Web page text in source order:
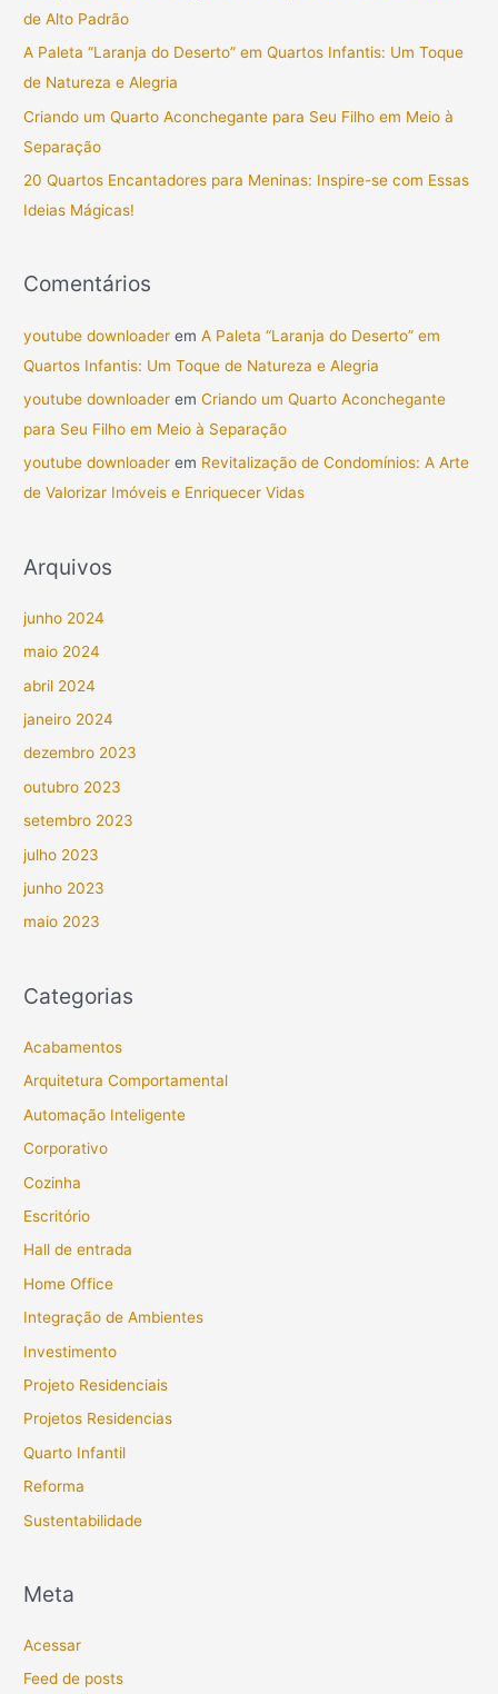
r
p
o
r
:
de Alto Padrão
A Paleta “Laranja do Deserto” em Quartos Infantis: Um Toque
de Natureza e Alegria
Criando um Quarto Aconchegante para Seu Filho em Meio à
Separação
20 Quartos Encantadores para Meninas: Inspire-se com Essas
Ideias Mágicas!
Comentários
youtube downloader emA Paleta “Laranja do Deserto” em
Quartos Infantis: Um Toque de Natureza e Alegria
youtube downloader emCriando um Quarto Aconchegante
para Seu Filho em Meio à Separação
youtube downloader em Revitalização de Condomínios: A Arte
de Valorizar Imóveis e Enriquecer Vidas
Arquivos
junho 2024
maio 2024
abril 2024
janeiro 2024
dezembro 2023
outubro 2023
setembro 2023
julho 2023
junho 2023
maio 2023
Categorias
Acabamentos
Arquitetura Comportamental
Automação Inteligente
Corporativo
Cozinha
Escritório
Hall de entrada
Home Office
Integração de Ambientes
Investimento
Projeto Residenciais
Projetos Residencias
Quarto Infantil
Reforma
Sustentabilidade
Meta
Acessar
Feed de posts